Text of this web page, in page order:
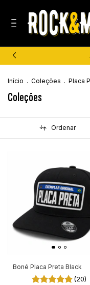
Início . Coleções . Placa
Coleções
Ordenar
Boné Placa Preta Black
(20)